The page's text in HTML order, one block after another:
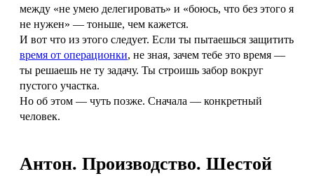
между «не умею делегировать» и «боюсь, что без этого я
не нужен» — тоньше, чем кажется.
И вот что из этого следует. Если ты пытаешься защитить
время от операционки, не зная, зачем тебе это время —
ты решаешь не ту задачу. Ты строишь забор вокруг
пустого участка.
Но об этом — чуть позже. Сначала — конкретный
человек.
Антон. Производство. Шестой